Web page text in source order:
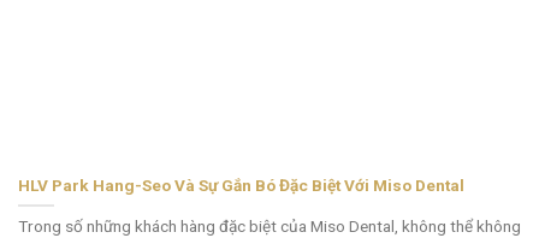
HLV Park Hang-Seo Và Sự Gắn Bó Đặc Biệt Với Miso Dental
Trong số những khách hàng đặc biệt của Miso Dental, không thể không